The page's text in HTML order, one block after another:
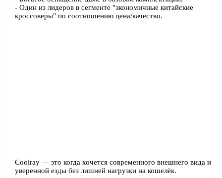
- Один из лидеров в сегменте "экономичные китайские
кроссоверы" по соотношению цена/качество.
Coolray — это когда хочется современного внешнего вида и
уверенной езды без лишней нагрузки на кошелёк.